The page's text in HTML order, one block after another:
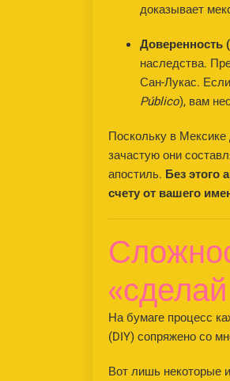
доказывает
Доверенность
наследства.
Сан-Лукас.
Público), вам
Поскольку в Мексике
зачастую они
апостиль. Без этого
счету от вашего
На бумаге процесс
(DIY) сопряжено со
Вот лишь некоторые